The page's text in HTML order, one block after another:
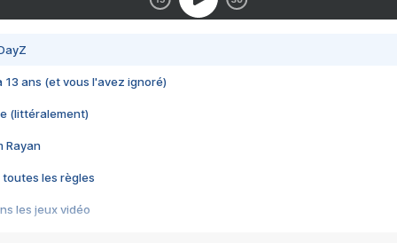
13 ans (et vous l'avez ignoré)
(littéralement)
Rayan
toutes les règles
les jeux vidéo